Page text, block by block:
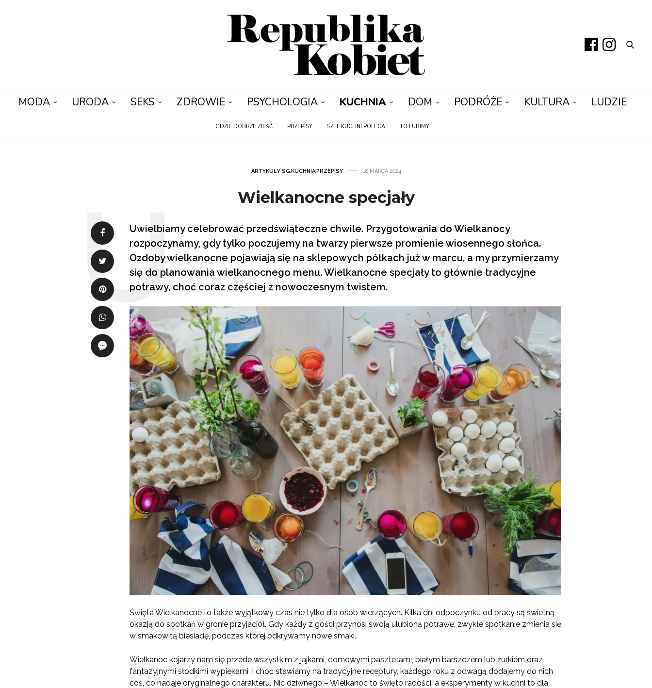
MODA URODA SEKS ZDROWIE PSYCHOLOGIA KUCHNIA DOM PODRÓŻE KULTURA LUDZIE
GDZIE DOBRZE ZJEŚĆ PRZEPISY SZEF KUCHNI POLECA TO LUBIMY
ARTYKUŁY SG,KUCHNIA,PRZEPISY 18 MARCA 2024
Wielkanocne specjały
Uwielbiamy celebrować przedświąteczne chwile. Przygotowania do Wielkanocy
rozpoczynamy, gdy tylko poczujemy na twarzy pierwsze promienie wiosennego słońca.
Ozdoby wielkanocne pojawiają się na sklepowych półkach już w marcu, a my przymierzamy
się do planowania wielkanocnego menu. Wielkanocne specjały to głównie tradycyjne
potrawy, choć coraz częściej z nowoczesnym twistem.
Święta Wielkanocne to także wyjątkowy czas nie tylko dla osób wierzących. Kilka dni odpoczynku od pracy są świetną
okazją do spotkań w gronie przyjaciół. Gdy każdy z gości przynosi swoją ulubioną potrawę, zwykłe spotkanie zmienia się
w smakowitą biesiadę, podczas której odkrywamy nowe smaki.
Wielkanoc kojarzy nam się przede wszystkim z jajkami, domowymi pasztetami, białym barszczem lub żurkiem oraz
fantazyjnymi słodkimi wypiekami. I choć stawiamy na tradycyjne receptury, każdego roku z odwagą dodajemy do nich
coś, co nadaje oryginalnego charakteru. Nic dziwnego – Wielkanoc to święto radości, a eksperymenty w kuchni to dla